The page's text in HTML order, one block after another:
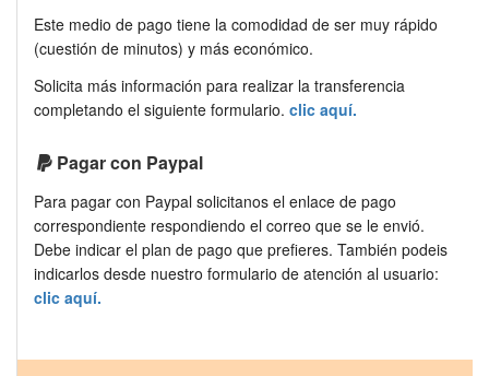
Este medio de pago tiene la comodidad de ser muy rápido
(cuestión de minutos) y más económico.
Solicita más información para realizar la transferencia
completando el siguiente formulario. clic aquí.
Pagar con Paypal
Para pagar con Paypal solicitanos el enlace de pago
correspondiente respondiendo el correo que se le envió.
Debe indicar el plan de pago que prefieres. También podeis
indicarlos desde nuestro formulario de atención al usuario:
clic aquí.